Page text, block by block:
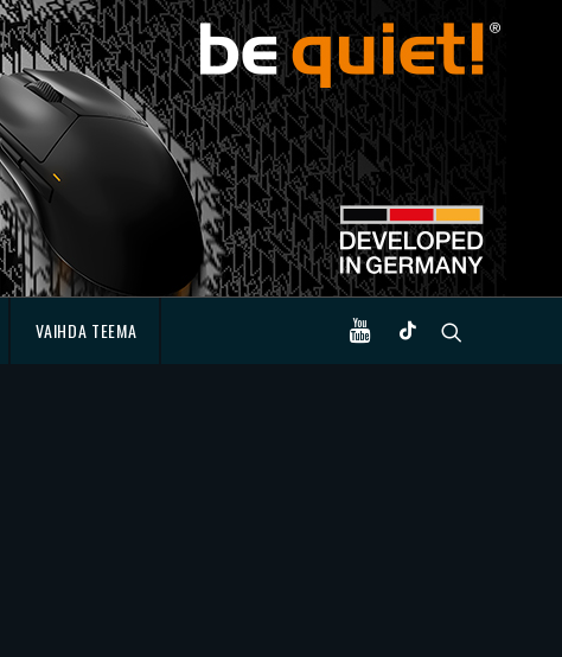
VAIHDA TEEMA